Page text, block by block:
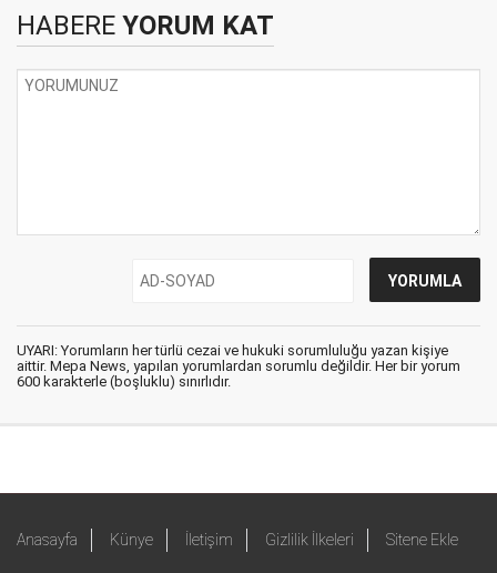
HABERE YORUM KAT
UYARI: Yorumların her türlü cezai ve hukuki sorumluluğu yazan kişiye
aittir. Mepa News, yapılan yorumlardan sorumlu değildir. Her bir yorum
600 karakterle (boşluklu) sınırlıdır.
Anasayfa Künye İletişim Gizlilik İlkeleri Sitene Ekle